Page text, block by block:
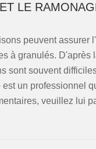
LE
peuvent
à granulés.
sont souvent
un professionnel
veuillez lui